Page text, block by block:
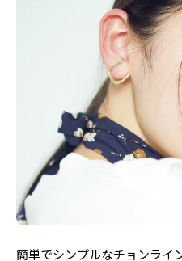
簡単でシンプルなチョンライ